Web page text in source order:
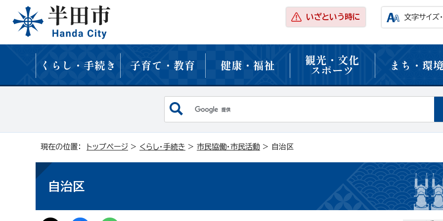
いざという時に 文字サイズ
くらし・手続き 子育て・教育 健康・福祉 観光・文化
スポーツ まち・環
現在の位置： トップページ > くらし・手続き > 市民協働・市民活動 > 自治区
自治区